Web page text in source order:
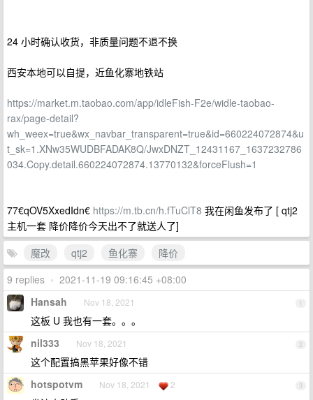
24 小时确认收货，非质量问题不退不换
西安本地可以自提，近鱼化寨地铁站
https://market.m.taobao.com/app/idleFish-F2e/widle-taobao-
rax/page-detail?
wh_weex=true&wx_navbar_transparent=true&id=660224072874&u
t_sk=1.XNw35WUDBFADAK8Q/JwxDNZT_12431167_1637232786
034.Copy.detail.660224072874.13770132&forceFlush=1
77€qOV5XxedIdn€ https://m.tb.cn/h.fTuClT8 我在闲鱼发布了 [ qtj2
主机一套 降价降价今天出不了就送人了]
魔改
qtj2 鱼化寨
降价
9 replies • 2021-11-19 09:16:45 +08:00
1
Hansah Nov 18, 2021
这板 U 我也有一套。。。
2
nil333 Nov 18, 2021
这个配置搞黑苹果好像不错
3
hotspotvm Nov 18, 2021 2